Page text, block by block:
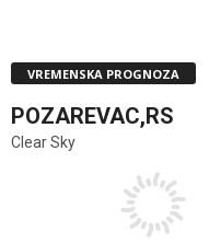
VREMENSKA PROGNOZA
POZAREVAC,RS
Clear Sky